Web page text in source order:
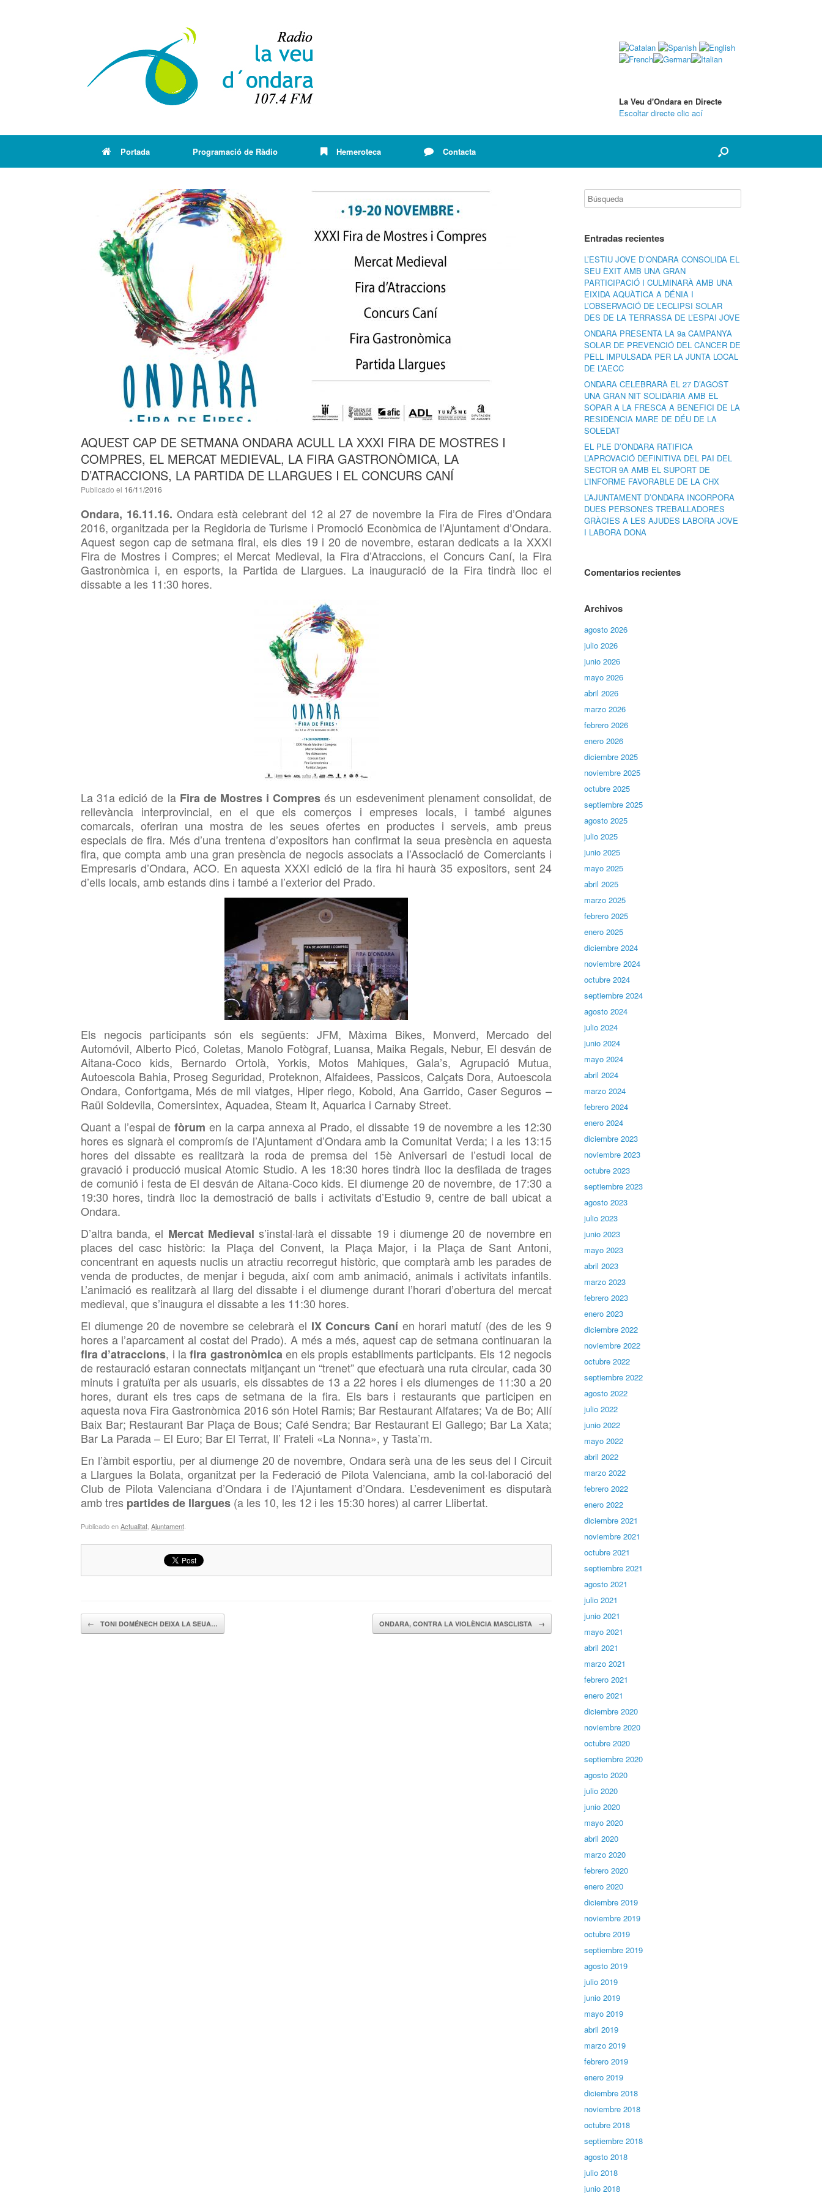
La Veu d'Ondara en Directe
Escoltar directe clic ací
Portada Programació de Ràdio Hemeroteca Contacta
AQUEST CAP DE SETMANA ONDARA ACULL LA XXXI FIRA DE MOSTRES I
COMPRES, EL MERCAT MEDIEVAL, LA FIRA GASTRONÒMICA, LA
D’ATRACCIONS, LA PARTIDA DE LLARGUES I EL CONCURS CANÍ
Publicado el 16/11/2016
Ondara, 16.11.16. Ondara està celebrant del 12 al 27 de novembre la Fira de Fires d’Ondara
2016, organitzada per la Regidoria de Turisme i Promoció Econòmica de l’Ajuntament d’Ondara.
Aquest segon cap de setmana firal, els dies 19 i 20 de novembre, estaran dedicats a la XXXI
Fira de Mostres i Compres; el Mercat Medieval, la Fira d’Atraccions, el Concurs Caní, la Fira
Gastronòmica i, en esports, la Partida de Llargues. La inauguració de la Fira tindrà lloc el
dissabte a les 11:30 hores.
La 31a edició de la Fira de Mostres i Compres és un esdeveniment plenament consolidat, de
rellevància interprovincial, en el que els comerços i empreses locals, i també algunes
comarcals, oferiran una mostra de les seues ofertes en productes i serveis, amb preus
especials de fira. Més d’una trentena d’expositors han confirmat la seua presència en aquesta
fira, que compta amb una gran presència de negocis associats a l’Associació de Comerciants i
Empresaris d’Ondara, ACO. En aquesta XXXI edició de la fira hi haurà 35 expositors, sent 24
d’ells locals, amb estands dins i també a l’exterior del Prado.
Els negocis participants són els següents: JFM, Màxima Bikes, Monverd, Mercado del
Automóvil, Alberto Picó, Coletas, Manolo Fotògraf, Luansa, Maika Regals, Nebur, El desván de
Aitana-Coco kids, Bernardo Ortolà, Yorkis, Motos Mahiques, Gala’s, Agrupació Mutua,
Autoescola Bahia, Proseg Seguridad, Proteknon, Alfaidees, Passicos, Calçats Dora, Autoescola
Ondara, Confortgama, Més de mil viatges, Hiper riego, Kobold, Ana Garrido, Caser Seguros –
Raül Soldevila, Comersintex, Aquadea, Steam It, Aquarica i Carnaby Street.
Quant a l’espai defòrum en la carpa annexa al Prado, el dissabte 19 de novembre a les 12:30
hores es signarà el compromís de l’Ajuntament d’Ondara amb la Comunitat Verda; i a les 13:15
hores del dissabte es realitzarà la roda de premsa del 15è Aniversari de l’estudi local de
gravació i producció musical Atomic Studio. A les 18:30 hores tindrà lloc la desfilada de trages
de comunió i festade El desván de Aitana-Coco kids. El diumenge 20 de novembre, de 17:30 a
19:30 hores, tindrà lloc la demostració de balls i activitats d’Estudio 9, centre de ball ubicat a
Ondara.
D’altra banda, el Mercat Medieval s’instal·larà el dissabte 19 i diumenge 20 de novembre en
places del casc històric: la Plaça del Convent, la Plaça Major, i la Plaça de Sant Antoni,
concentrant en aquests nuclis un atractiu recorregut històric, que comptarà amb les parades de
venda de productes, de menjar i beguda, així com amb animació, animals i activitats infantils.
L’animació es realitzarà al llarg del dissabte i el diumenge durant l’horari d’obertura del mercat
medieval, que s’inaugura el dissabte a les 11:30 hores.
El diumenge 20 de novembre se celebrarà el IX Concurs Caní en horari matutí (des de les 9
hores a l’aparcament al costat del Prado). A més a més, aquest cap de setmana continuaran la
fira d’atraccions, i lafira gastronòmica en els propis establiments participants. Els 12 negocis
de restauració estaran connectats mitjançant un “trenet” que efectuarà una ruta circular, cada 30
minuts i gratuïta per als usuaris, els dissabtes de 13 a 22 hores i els diumenges de 11:30 a 20
hores, durant els tres caps de setmana de la fira. Els bars i restaurants que participen en
aquesta nova Fira Gastronòmica 2016 són Hotel Ramis; Bar Restaurant Alfatares; Va de Bo; Allí
Baix Bar; Restaurant Bar Plaça de Bous; Café Sendra; Bar Restaurant El Gallego; Bar La Xata;
Bar La Parada – El Euro; Bar El Terrat, Il’ Frateli «La Nonna», y Tasta’m.
En l’àmbit esportiu, per al diumenge 20 de novembre, Ondara serà una de les seus del I Circuit
a Llargues la Bolata, organitzat per la Federació de Pilota Valenciana, amb la col·laboració del
Club de Pilota Valenciana d’Ondara i de l’Ajuntament d’Ondara. L’esdeveniment es disputarà
amb tres partides de llargues (a les 10, les 12 i les 15:30 hores) al carrer Llibertat.
Publicado enActualitat Ajuntament
Navegador de artículos
← TONI DOMÉNECH DEIXA LA SEUA… ONDARA, CONTRA LA VIOLÈNCIA MASCLISTA →
Entradas recientes
L’ESTIU JOVE D’ONDARA CONSOLIDA EL
SEU ÈXIT AMB UNA GRAN
PARTICIPACIÓ I CULMINARÀ AMB UNA
EIXIDA AQUÀTICA A DÉNIA I
L’OBSERVACIÓ DE L’ECLIPSI SOLAR
DES DE LA TERRASSA DE L’ESPAI JOVE
ONDARA PRESENTA LA 9a CAMPANYA
SOLAR DE PREVENCIÓ DEL CÀNCER DE
PELL IMPULSADA PER LA JUNTA LOCAL
DE L’AECC
ONDARA CELEBRARÀ EL 27 D’AGOST
UNA GRAN NIT SOLIDÀRIA AMB EL
SOPAR A LA FRESCA A BENEFICI DE LA
RESIDÈNCIA MARE DE DÉU DE LA
SOLEDAT
EL PLE D’ONDARA RATIFICA
L’APROVACIÓ DEFINITIVA DEL PAI DEL
SECTOR 9A AMB EL SUPORT DE
L’INFORME FAVORABLE DE LA CHX
L’AJUNTAMENT D’ONDARA INCORPORA
DUES PERSONES TREBALLADORES
GRÀCIES A LES AJUDES LABORA JOVE
I LABORA DONA
Comentarios recientes
Archivos
agosto 2026
julio 2026
junio 2026
mayo 2026
abril 2026
marzo 2026
febrero 2026
enero 2026
diciembre 2025
noviembre 2025
octubre 2025
septiembre 2025
agosto 2025
julio 2025
junio 2025
mayo 2025
abril 2025
marzo 2025
febrero 2025
enero 2025
diciembre 2024
noviembre 2024
octubre 2024
septiembre 2024
agosto 2024
julio 2024
junio 2024
mayo 2024
abril 2024
marzo 2024
febrero 2024
enero 2024
diciembre 2023
noviembre 2023
octubre 2023
septiembre 2023
agosto 2023
julio 2023
junio 2023
mayo 2023
abril 2023
marzo 2023
febrero 2023
enero 2023
diciembre 2022
noviembre 2022
octubre 2022
septiembre 2022
agosto 2022
julio 2022
junio 2022
mayo 2022
abril 2022
marzo 2022
febrero 2022
enero 2022
diciembre 2021
noviembre 2021
octubre 2021
septiembre 2021
agosto 2021
julio 2021
junio 2021
mayo 2021
abril 2021
marzo 2021
febrero 2021
enero 2021
diciembre 2020
noviembre 2020
octubre 2020
septiembre 2020
agosto 2020
julio 2020
junio 2020
mayo 2020
abril 2020
marzo 2020
febrero 2020
enero 2020
diciembre 2019
noviembre 2019
octubre 2019
septiembre 2019
agosto 2019
julio 2019
junio 2019
mayo 2019
abril 2019
marzo 2019
febrero 2019
enero 2019
diciembre 2018
noviembre 2018
octubre 2018
septiembre 2018
agosto 2018
julio 2018
junio 2018